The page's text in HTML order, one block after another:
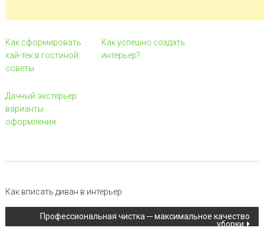
Как сформировать
хай-тек в гостиной:
советы
Как успешно создать
интерьер?
Дачный экстерьер:
варианты
оформления
Навигация по записи
Как вписать диван в интерьер
Профессиональная чистка ─ максимальное качество
уборки